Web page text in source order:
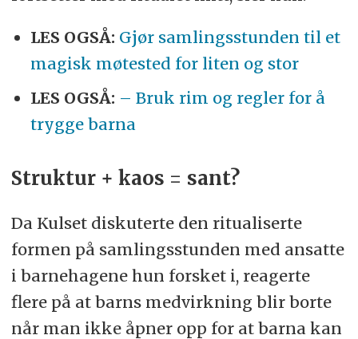
LES OGSÅ: Gjør samlingsstunden til et
magisk møtested for liten og stor
LES OGSÅ: – Bruk rim og regler for å
trygge barna
Struktur + kaos = sant?
Da Kulset diskuterte den ritualiserte
formen på samlingsstunden med ansatte
i barnehagene hun forsket i, reagerte
flere på at barns medvirkning blir borte
når man ikke åpner opp for at barna kan